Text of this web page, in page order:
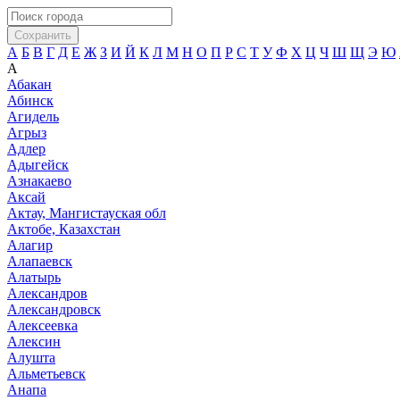
Сохранить
А Б В Г Д Е Ж З И Й К Л М Н О П Р С Т У Ф Х Ц Ч Ш Щ Э Ю
А
Абакан
Абинск
Агидель
Агрыз
Адлер
Адыгейск
Азнакаево
Аксай
Актау, Мангистауская обл
Актобе, Казахстан
Алагир
Алапаевск
Алатырь
Александров
Александровск
Алексеевка
Алексин
Алушта
Альметьевск
Анапа